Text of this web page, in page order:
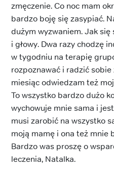
zmęczenie. Co noc mam
bardzo boję się zasypiać.
dużym wyzwaniem. Jak
i głowy. Dwa razy chodzę
w tygodniu na terapię
rozpoznawać i radzić
miesiąc odwiedzam też
To wszystko bardzo dużo
wychowuje mnie sama i
musi zarobić na wszystko
moją mamę i ona też mnie
Bardzo was proszę o
leczenia, Natalka.